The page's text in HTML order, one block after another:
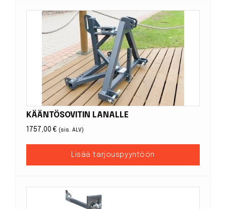
KÄÄNTÖSOVITIN LANALLE
1757,00€ (sis. ALV)
Lisää tarjouspyyntöön